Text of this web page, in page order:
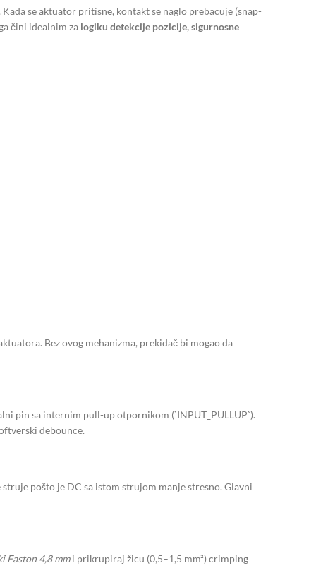
se aktuator pritisne, kontakt se naglo prebacuje (snap-
čini idealnim za logiku detekcije pozicije, sigurnosne
Bez ovog mehanizma, prekidač bi mogao da
pin sa internim pull-up otpornikom (`INPUT_PULLUP`).
debounce.
pošto je DC sa istom strujom manje stresno. Glavni
Faston 4,8 mmi prikrupiraj žicu (0,5–1,5 mm²) crimping